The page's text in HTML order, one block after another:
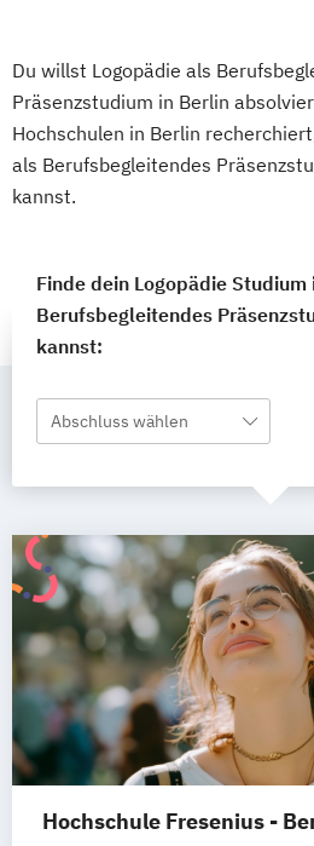
Du willst Logopädie als
Präsenzstudium in Berlin
Hochschulen in Berlin
als Berufsbegleitendes
kannst.
Finde dein Logopädie
Berufsbegleitendes
kannst:
Abschluss wählen
Hochschule Fresenius -